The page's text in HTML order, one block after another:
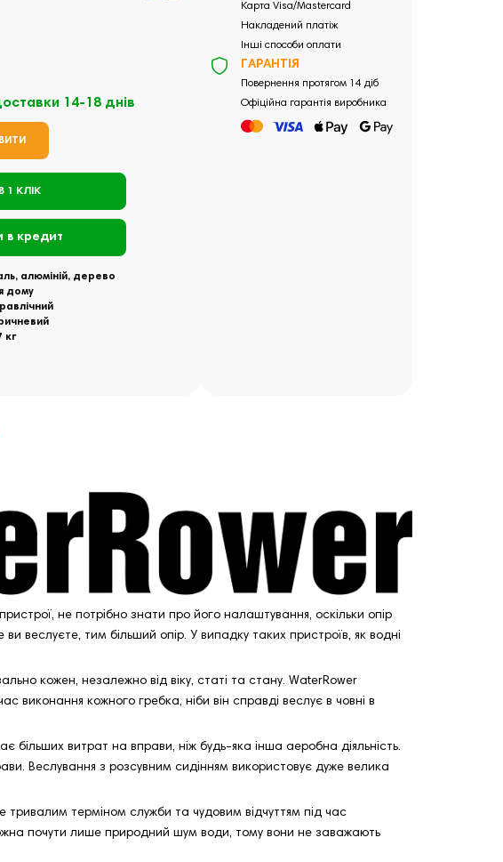
14-18 днів
1 КЛІК
в кредит
алюміній, дерево
дому
кг
Карта Visa/Mastercard
Накладений платіж
Інші способи оплати
ГАРАНТІЯ
Повернення протягом 14 діб
Офіційна гарантія виробника
не потрібно знати про його налаштування, оскільки опір
веслуєте, тим більший опір. У випадку таких пристроїв, як водні
кожен, незалежно від віку, статі та стану. WaterRower
кожного гребка, ніби він справді веслує в човні в
більших витрат на вправи, ніж будь-яка інша аеробна діяльність.
Веслування з розсувним сидінням використовує дуже велика
тривалим терміном служби та чудовим відчуттям під час
почути лише природний шум води, тому вони не заважають